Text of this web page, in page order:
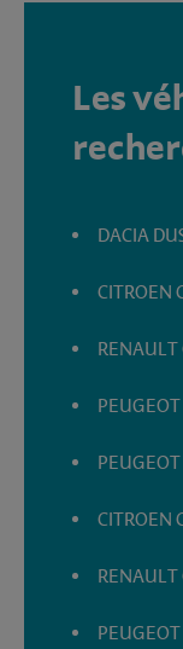
Les
DACIA
CITROEN
RENAULT
CITROEN
RENAULT